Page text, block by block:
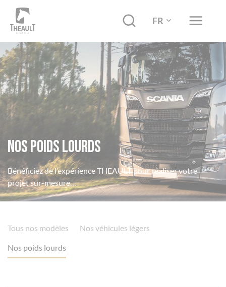
FR
Nos poids lourds
Bénéficiez de l’expérience THEAULT pour réaliser votre
projet sur-mesure…
Tous nos modèles Nos véhicules légers
Nos poids lourds